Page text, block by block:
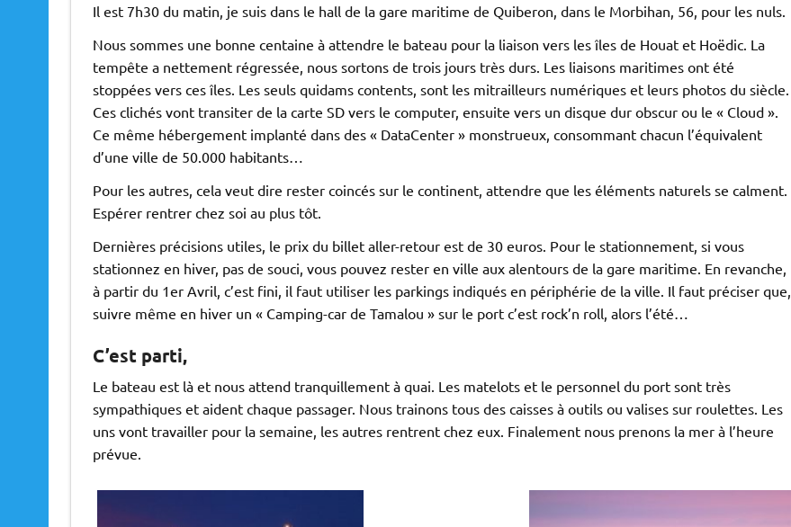
Il est 7h30 du matin, je suis dans le hall de la gare maritime de Quiberon, dans le Morbihan, 56, pour les nuls.
Nous sommes une bonne centaine à attendre le bateau pour la liaison vers les îles de Houat et Hoëdic. La
tempête a nettement régressée, nous sortons de trois jours très durs. Les liaisons maritimes ont été
stoppées vers ces îles. Les seuls quidams contents, sont les mitrailleurs numériques et leurs photos du siècle.
Ces clichés vont transiter de la carte SD vers le computer, ensuite vers un disque dur obscur ou le « Cloud ».
Ce même hébergement implanté dans des « DataCenter » monstrueux, consommant chacun l’équivalent
d’une ville de 50.000 habitants…
Pour les autres, cela veut dire rester coincés sur le continent, attendre que les éléments naturels se calment.
Espérer rentrer chez soi au plus tôt.
Dernières précisions utiles, le prix du billet aller-retour est de 30 euros. Pour le stationnement, si vous
stationnez en hiver, pas de souci, vous pouvez rester en ville aux alentours de la gare maritime. En revanche,
à partir du 1er Avril, c’est fini, il faut utiliser les parkings indiqués en périphérie de la ville. Il faut préciser que,
suivre même en hiver un « Camping-car de Tamalou » sur le port c’est rock’n roll, alors l’été…
C’est parti,
Le bateau est là et nous attend tranquillement à quai. Les matelots et le personnel du port sont très
sympathiques et aident chaque passager. Nous trainons tous des caisses à outils ou valises sur roulettes. Les
uns vont travailler pour la semaine, les autres rentrent chez eux. Finalement nous prenons la mer à l’heure
prévue.